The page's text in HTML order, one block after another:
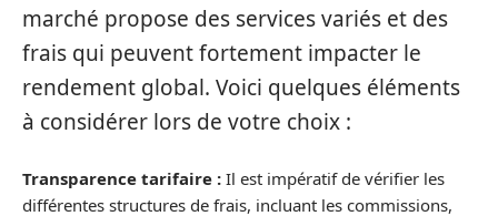
marché propose des services variés et des
frais qui peuvent fortement impacter le
rendement global. Voici quelques éléments
à considérer lors de votre choix :
Transparence tarifaire : Il est impératif de vérifier les
différentes structures de frais, incluant les commissions,